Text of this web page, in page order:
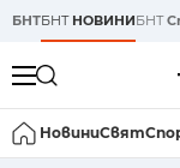
БНТБНТ НОВИНИБНТ
НовиниСвят